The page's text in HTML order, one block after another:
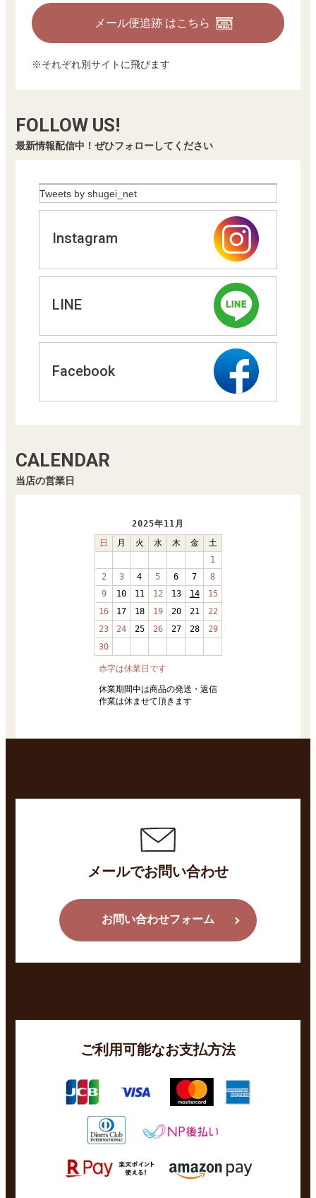
メール便追跡 はこちら
※それぞれ別サイトに飛びます
FOLLOW US!
最新情報配信中！ぜひフォローしてください
Tweets by shugei_net
Instagram
LINE
Facebook
CALENDAR
当店の営業日
メールでお問い合わせ
お問い合わせフォーム
ご利用可能なお支払方法